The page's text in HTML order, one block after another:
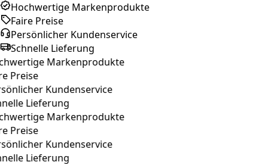
Hochwertige Markenprodukte
Faire Preise
Persönlicher Kundenservice
Schnelle Lieferung
Markenprodukte
Preise
Kundenservice
Lieferung
Markenprodukte
Preise
Kundenservice
Lieferung